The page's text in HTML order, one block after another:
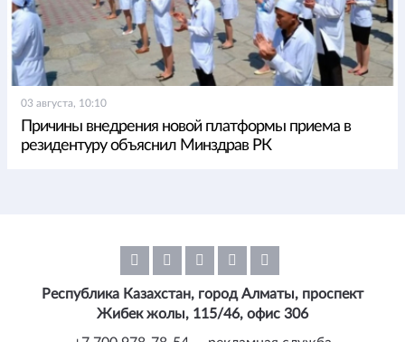
03 августа, 10:10
Причины внедрения новой платформы приема в
резидентуру объяснил Минздрав РК
Республика Казахстан, город Алматы, проспект
Жибек жолы, 115/46, офис 306